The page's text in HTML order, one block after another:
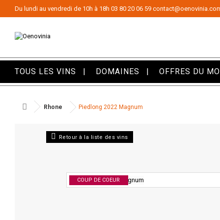
Du lundi au vendredi de 10h à 18h 03 80 20 06 59
TOUS LES VINS DOMAINES OFFRES DU
Rhone Piedlong 2022 Magnum
Retour à la liste des vins
COUP DE COEUR
Panneau de gestion des cookies